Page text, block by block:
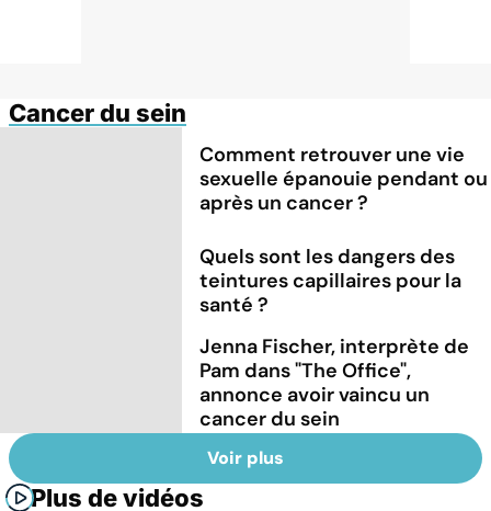
Cancer du sein
Comment retrouver une vie
sexuelle épanouie pendant ou
après un cancer ?
Quels sont les dangers des
teintures capillaires pour la
santé ?
Jenna Fischer, interprète de
Pam dans "The Office",
annonce avoir vaincu un
cancer du sein
Voir plus
Plus de vidéos